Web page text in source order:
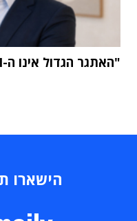
"האתגר הגדול אינו ה-AI אלא הטמעתה בארגון"
הישארו